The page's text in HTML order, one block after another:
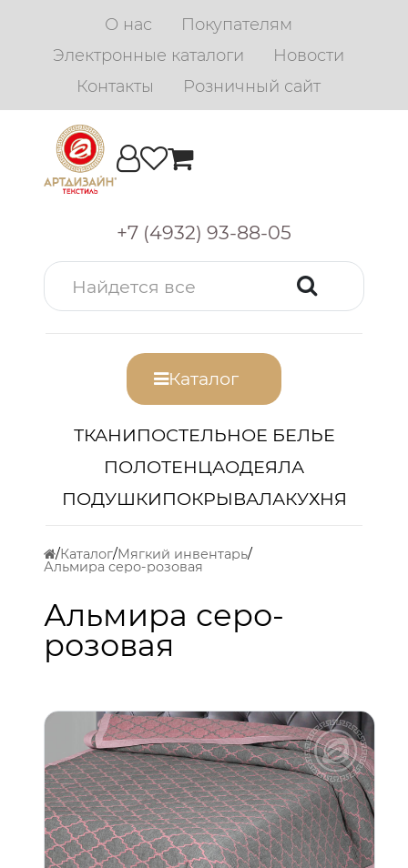
О нас
Покупателям
Электронные каталоги
Новости
Контакты
Розничный сайт
+7 (4932) 93-88-05
Каталог
ТКАНИПОСТЕЛЬНОЕ БЕЛЬЕ
ПОЛОТЕНЦАОДЕЯЛА
ПОДУШКИПОКРЫВАЛАКУХНЯ
Каталог Мягкий инвентарь
Альмира серо-розовая
Альмира серо-
розовая